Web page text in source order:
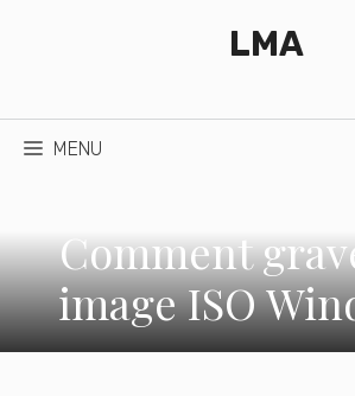
LMA
MENU
Comment
image ISO